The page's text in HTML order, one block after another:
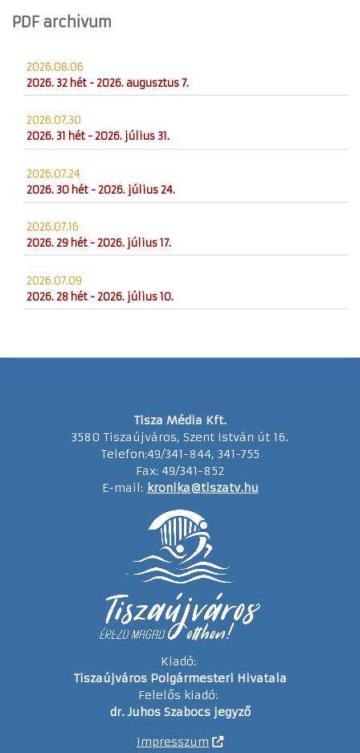
PDF archivum
2026.08.06
2026. 32 hét - 2026. augusztus 7.
2026.07.30
2026. 31 hét - 2026. július 31.
2026.07.24
2026. 30 hét - 2026. július 24.
2026.07.16
2026. 29 hét - 2026. július 17.
2026.07.09
2026. 28 hét - 2026. július 10.
Tisza Média Kft.
3580 Tiszaújváros, Szent István út 16.
Telefon:49/341-844, 341-755
Fax: 49/341-852
E-mail: kronika@tiszatv.hu
Kiadó:
Tiszaújváros Polgármesteri Hivatala
Felelős kiadó:
dr. Juhos Szabocs jegyző
Impresszum